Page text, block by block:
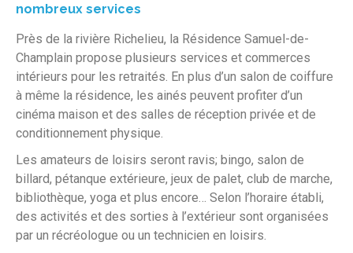
nombreux services
Près de la rivière Richelieu, la Résidence Samuel-de-
Champlain propose plusieurs services et commerces
intérieurs pour les retraités. En plus d’un salon de coiffure
à même la résidence, les ainés peuvent profiter d’un
cinéma maison et des salles de réception privée et de
conditionnement physique.
Les amateurs de loisirs seront ravis; bingo, salon de
billard, pétanque extérieure, jeux de palet, club de marche,
bibliothèque, yoga et plus encore… Selon l’horaire établi,
des activités et des sorties à l’extérieur sont organisées
par un récréologue ou un technicien en loisirs.